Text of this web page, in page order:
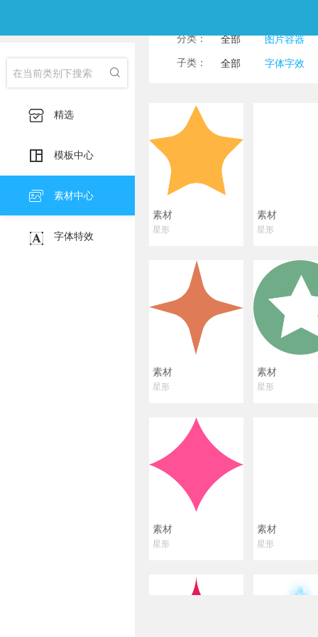

 精选
 模板中心
 素材中心
 字体特效
分类： 全部
图片容器
子类：
全部
字体字效
素材
星形
素材
星形
素材
星形
素材
星形
素材
星形
素材
星形